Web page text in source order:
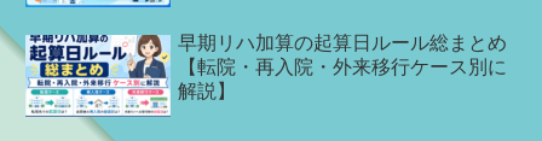
早期リハ加算の起算日ルール総まとめ
【転院・再入院・外来移行ケース別に
解説】